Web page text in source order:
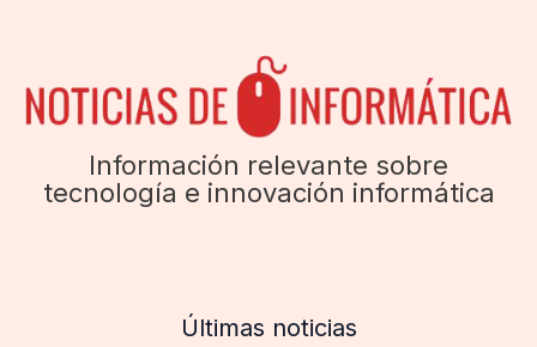
Información relevante sobre
tecnología e innovación informática
Últimas noticias